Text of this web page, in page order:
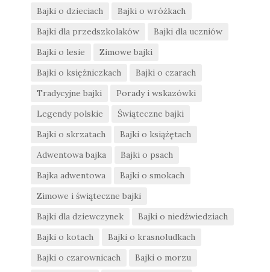
Bajki o dzieciach
Bajki o wróżkach
Bajki dla przedszkolaków
Bajki dla uczniów
Bajki o lesie
Zimowe bajki
Bajki o księżniczkach
Bajki o czarach
Tradycyjne bajki
Porady i wskazówki
Legendy polskie
Świąteczne bajki
Bajki o skrzatach
Bajki o książętach
Adwentowa bajka
Bajki o psach
Bajka adwentowa
Bajki o smokach
Zimowe i świąteczne bajki
Bajki dla dziewczynek
Bajki o niedźwiedziach
Bajki o kotach
Bajki o krasnoludkach
Bajki o czarownicach
Bajki o morzu